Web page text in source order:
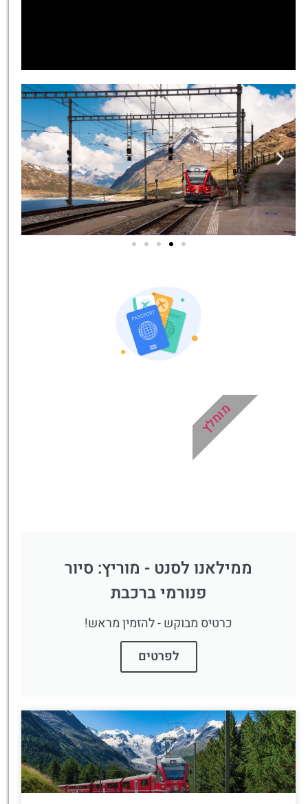
שאסור לכם לפספס!
לחצו פה!
ממילאנו לסנט - מוריץ: סיור
פנורמי ברכבת
כרטיס מבוקש - להזמין מראש!
לפרטים
מומלץ